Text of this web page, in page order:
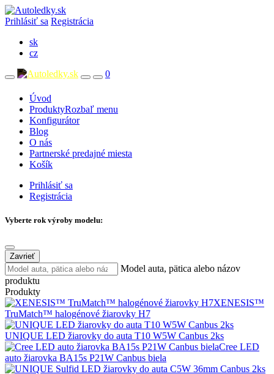
Prihlásiť sa Registrácia
sk
cz
0
Úvod
ProduktyRozbaľ menu
Konfigurátor
Blog
O nás
Partnerské predajné miesta
Košík
Prihlásiť sa
Registrácia
Vyberte rok výroby modelu:
Zavrieť
Model auta, pätica alebo názov
produktu
Produkty
XENESIS™
TruMatch™ halogénové žiarovky H7
UNIQUE LED žiarovky do auta T10 W5W Canbus 2ks
Cree LED
auto žiarovka BA15s P21W Canbus biela